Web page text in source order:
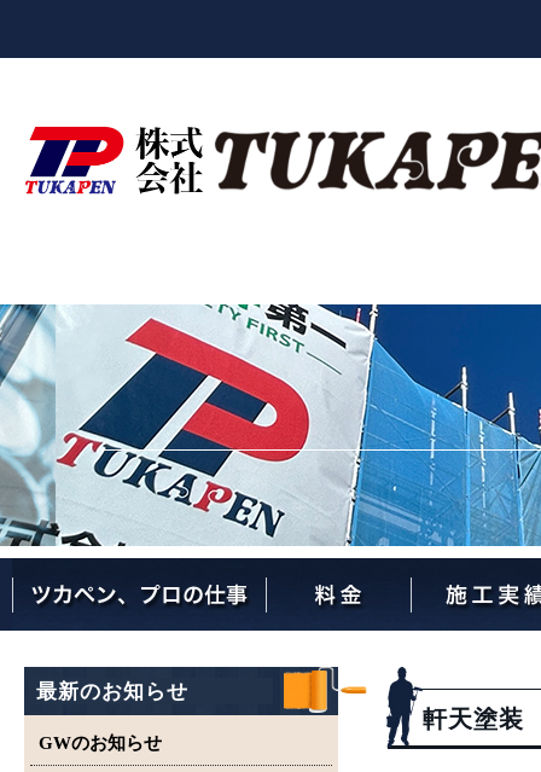
最新のお知らせ
GWのお知らせ
軒天塗装